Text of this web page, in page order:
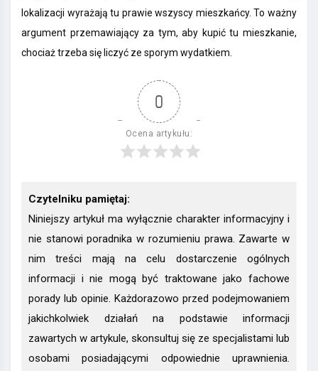
lokalizacji wyrażają tu prawie wszyscy mieszkańcy. To ważny
argument przemawiający za tym, aby kupić tu mieszkanie,
chociaż trzeba się liczyć ze sporym wydatkiem.
0
Ocena artykułu:
Czytelniku pamiętaj:
Niniejszy artykuł ma wyłącznie charakter informacyjny i
nie stanowi poradnika w rozumieniu prawa. Zawarte w
nim treści mają na celu dostarczenie ogólnych
informacji i nie mogą być traktowane jako fachowe
porady lub opinie. Każdorazowo przed podejmowaniem
jakichkolwiek działań na podstawie informacji
zawartych w artykule, skonsultuj się ze specjalistami lub
osobami posiadającymi odpowiednie uprawnienia.